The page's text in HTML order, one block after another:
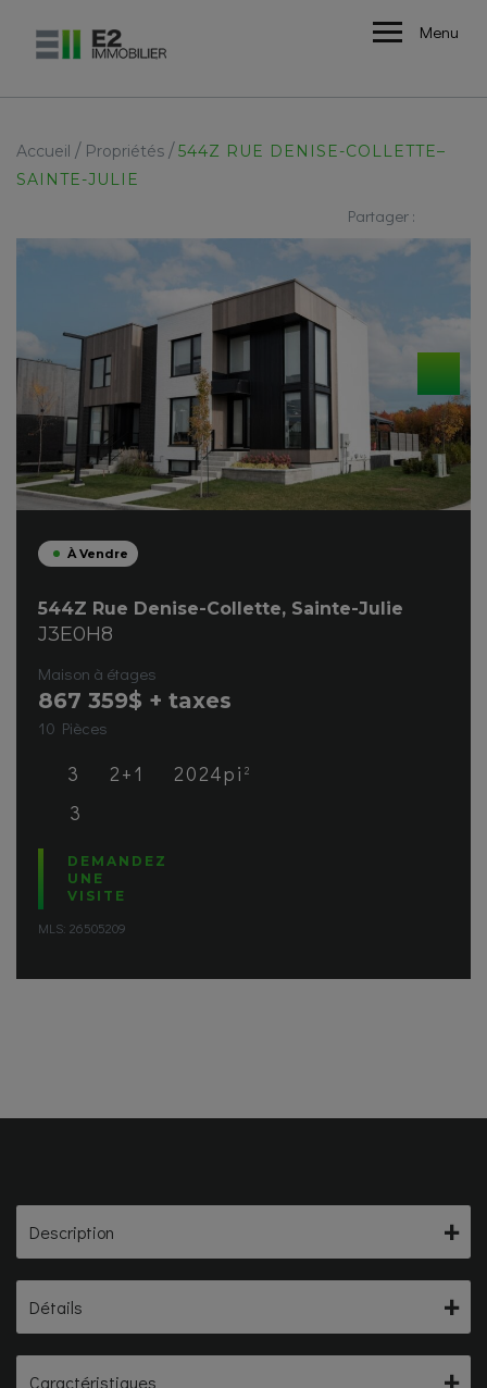
Menu
Accueil / Propriétés /544Z RUE DENISE-COLLETTE–
SAINTE-JULIE
Partager :
À Vendre
544Z Rue Denise-Collette, Sainte-Julie
J3E0H8
Maison à étages
867 359$ + taxes
10 Pièces
3 2+1 2024pi 2
3
DEMANDEZ
UNE
VISITE
MLS: 26505209
Description
Détails
Caractéristiques